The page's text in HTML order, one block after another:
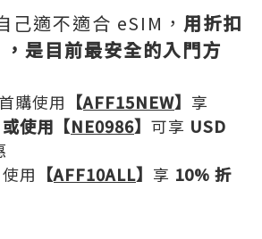
己適不適合 eSIM， 用折扣
，是目前最安全的入門方
購使用 【AFF15NEW】 享
使用【NE0986】 可享 USD
用 【AFF10ALL】 享 10% 折